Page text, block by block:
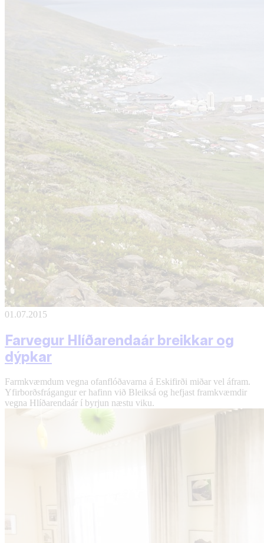
01.07.2015
Farvegur Hlíðarendaár breikkar og
dýpkar
Farmkvæmdum vegna ofanflóðavarna á Eskifirði miðar vel áfram.
Yfirborðsfrágangur er hafinn við Bleiksá og hefjast framkvæmdir
vegna Hlíðarendaár í byrjun næstu viku.